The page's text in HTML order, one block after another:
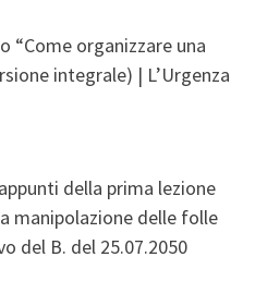
“Come organizzare una
integrale) | L’Urgenza
della prima lezione
manipolazione delle folle
del B. del 25.07.2050